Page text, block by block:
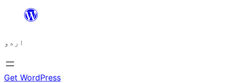
چھوڑیں
پر
جائیں
اردو
Get WordPress